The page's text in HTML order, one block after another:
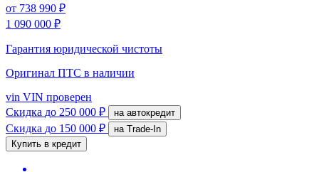
от 738 990 ₽
1 090 000 ₽
Гарантия юридической чистоты
Оригинал ПТС в наличии
vin VIN проверен
Скидка до 250 000 ₽ на автокредит
Скидка до 150 000 ₽
на Trade-In
Купить в кредит